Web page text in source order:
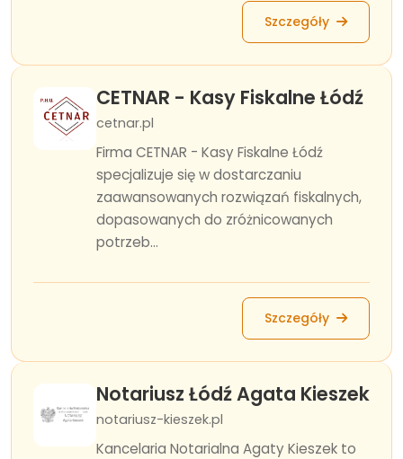
Szczegóły
CETNAR - Kasy Fiskalne Łódź
cetnar.pl
Firma CETNAR - Kasy Fiskalne Łódź
specjalizuje się w dostarczaniu
zaawansowanych rozwiązań fiskalnych,
dopasowanych do zróżnicowanych
potrzeb...
Szczegóły
Notariusz Łódź Agata Kieszek
notariusz-kieszek.pl
Kancelaria Notarialna Agaty Kieszek to